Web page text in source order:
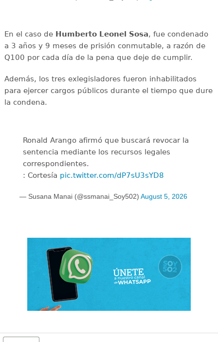
En el caso de Humberto Leonel Sosa, fue condenado
a 3 años y 9 meses de prisión conmutable, a razón de
Q100 por cada día de la pena que deje de cumplir.
Además, los tres exlegisladores fueron inhabilitados
para ejercer cargos públicos durante el tiempo que dure
la condena.
Ronald Arango afirmó que buscará revocar la
sentencia mediante los recursos legales
correspondientes.
: Cortesía pic.twitter.com/dP7sU3sYD8
— Susana Manai (@ssmanai_Soy502) August 5, 2026